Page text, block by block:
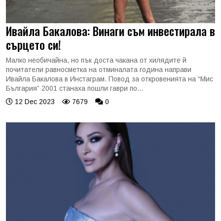
Ивайла Бакалова: Винаги съм инвестирала в
сърцето си!
Малко необичайна, но пък доста чакана от хилядите й
почитатели равносметка на отминалата година направи
Ивайла Бакалова в Инстаграм. Повод за откровенията на “Мис
България” 2001 станаха пошли гаври по...
12 Dec 2023
7679 0